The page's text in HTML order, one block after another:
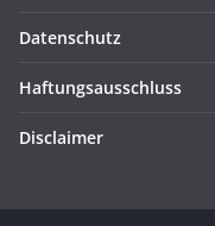
Datenschutz
Haftungsausschluss
Disclaimer